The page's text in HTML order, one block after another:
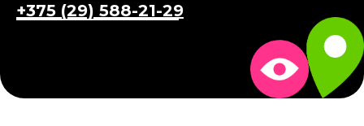
+375 (29) 588-21-29